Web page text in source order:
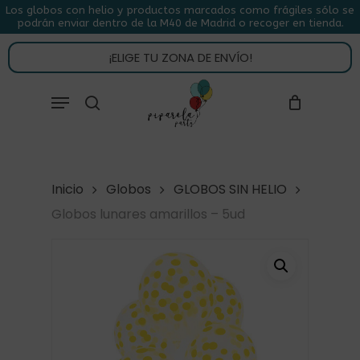
Skip
to
main
content
Los globos con helio y productos marcados como frágiles sólo se
podrán enviar dentro de la M40 de Madrid o recoger en tienda.
¡ELIGE TU ZONA DE ENVÍO!
Menu
CARRITO CLOSE
CART
Inicio Globos
GLOBOS SIN HELIO
Globos lunares amarillos – 5ud
Menu